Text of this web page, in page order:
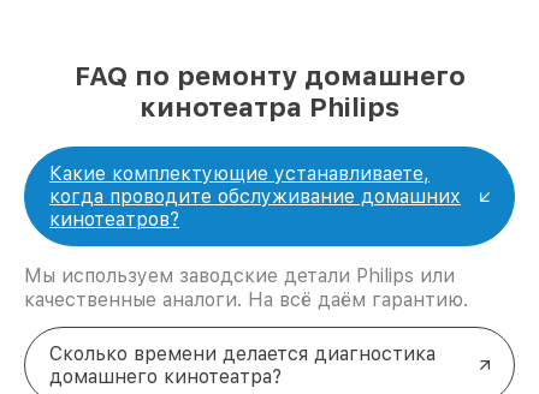
FAQ по ремонту домашнего
кинотеатра Philips
Какие комплектующие устанавливаете,
когда проводите обслуживание домашних
кинотеатров?
Мы используем заводские детали Philips или
качественные аналоги. На всё даём гарантию.
Сколько времени делается диагностика
домашнего кинотеатра?